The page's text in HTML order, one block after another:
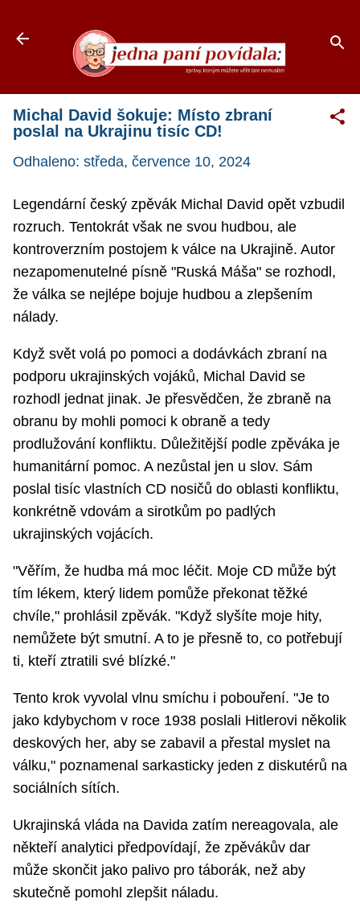
Michal David šokuje: Místo zbraní
poslal na Ukrajinu tisíc CD!
Odhaleno: středa, července 10, 2024
Legendární český zpěvák Michal David opět vzbudil
rozruch. Tentokrát však ne svou hudbou, ale
kontroverzním postojem k válce na Ukrajině. Autor
nezapomenutelné písně "Ruská Máša" se rozhodl,
že válka se nejlépe bojuje hudbou a zlepšením
nálady.
Když svět volá po pomoci a dodávkách zbraní na
podporu ukrajinských vojáků, Michal David se
rozhodl jednat jinak. Je přesvědčen, že zbraně na
obranu by mohli pomoci k obraně a tedy
prodlužování konfliktu. Důležitější podle zpěváka je
humanitární pomoc. A nezůstal jen u slov. Sám
poslal tisíc vlastních CD nosičů do oblasti konfliktu,
konkrétně vdovám a sirotkům po padlých
ukrajinských vojácích.
"Věřím, že hudba má moc léčit. Moje CD může být
tím lékem, který lidem pomůže překonat těžké
chvíle," prohlásil zpěvák. "Když slyšíte moje hity,
nemůžete být smutní. A to je přesně to, co potřebují
ti, kteří ztratili své blízké."
Tento krok vyvolal vlnu smíchu i pobouření. "Je to
jako kdybychom v roce 1938 poslali Hitlerovi několik
deskových her, aby se zabavil a přestal myslet na
válku," poznamenal sarkasticky jeden z diskutérů na
sociálních sítích.
Ukrajinská vláda na Davida zatím nereagovala, ale
někteří analytici předpovídají, že zpěvákův dar
může skončit jako palivo pro táborák, než aby
skutečně pomohl zlepšit náladu.